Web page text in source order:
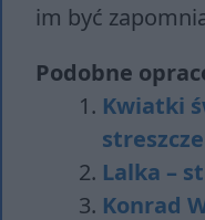
im być
Podobne
Kwiatki
Lalka –
Konrad